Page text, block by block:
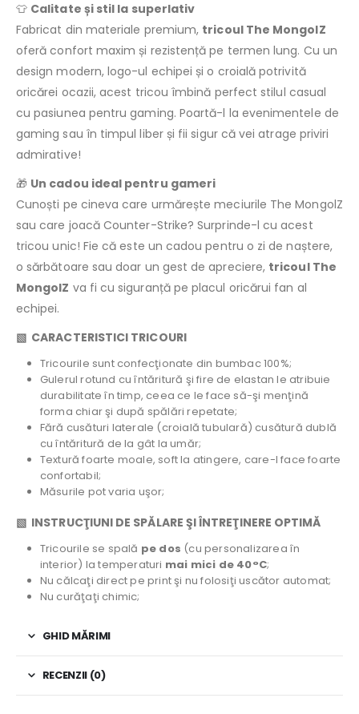
👕 Calitate și stil la superlativ
Fabricat din materiale premium, tricoul The MongolZ
oferă confort maxim și rezistență pe termen lung. Cu un
design modern, logo-ul echipei și o croială potrivită
oricărei ocazii, acest tricou îmbină perfect stilul casual
cu pasiunea pentru gaming. Poartă-l la evenimentele de
gaming sau în timpul liber și fii sigur că vei atrage priviri
admirative!
🎁 Un cadou ideal pentru gameri
Cunoști pe cineva care urmărește meciurile The MongolZ
sau care joacă Counter-Strike? Surprinde-l cu acest
tricou unic! Fie că este un cadou pentru o zi de naștere,
o sărbătoare sau doar un gest de apreciere, tricoul The
MongolZ va fi cu siguranță pe placul oricărui fan al
echipei.
▧ CARACTERISTICI TRICOURI
Tricourile sunt confecţionate din bumbac 100%;
Gulerul rotund cu întăritură şi fire de elastan le atribuie
durabilitate în timp, ceea ce le face să-şi menţină
forma chiar şi după spălări repetate;
Fără cusături laterale (croială tubulară) cusătură dublă
cu întăritură de la gât la umăr;
Textură foarte moale, soft la atingere, care-l face foarte
confortabil;
Măsurile pot varia uşor;
▧ INSTRUCŢIUNI DE SPĂLARE ŞI ÎNTREŢINERE OPTIMĂ
Tricourile se spală pe dos (cu personalizarea în
interior) la temperaturi mai mici de 40°C;
Nu călcaţi direct pe print şi nu folosiţi uscător automat;
Nu curăţaţi chimic;
GHID MĂRIMI
RECENZII (0)